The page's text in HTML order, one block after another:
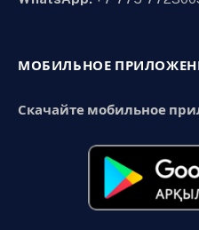
МОБИЛЬНОЕ
Скачайте мобильное